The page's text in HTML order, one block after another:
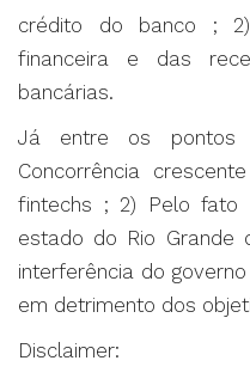
crédito do banco ;
financeira e das
bancárias.
Já entre os pontos
Concorrência
fintechs ; 2) Pelo fato
estado do Rio Grande
interferência do
em detrimento dos
Disclaimer: